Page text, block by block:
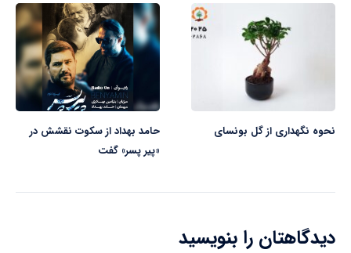
نحوه نگهداری از گل بونسای
حامد بهداد از سکوت نقشش در
«پیر پسر» گفت
دیدگاهتان را بنویسید